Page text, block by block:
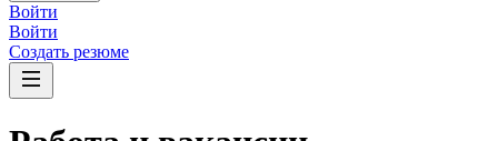
Войти
Войти
Создать резюме